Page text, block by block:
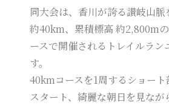
同大会は、香川が誇る讃岐山
約40km、累積標高 約2,800m
ースで開催されるトレイルラン
す。
40kmコースを1周するショー
スタート、綺麗な朝日を見なが